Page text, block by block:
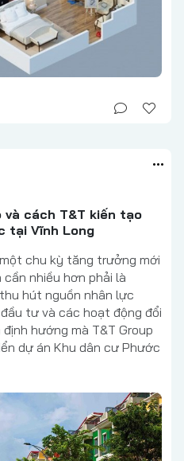
cách T&T kiến tạo
tại Vĩnh Long
chu kỳ tăng trưởng mới
nhiều hơn phải là
hút nguồn nhân lực
tư và các hoạt động đổi
hướng mà T&T Group
dự án Khu dân cư Phước